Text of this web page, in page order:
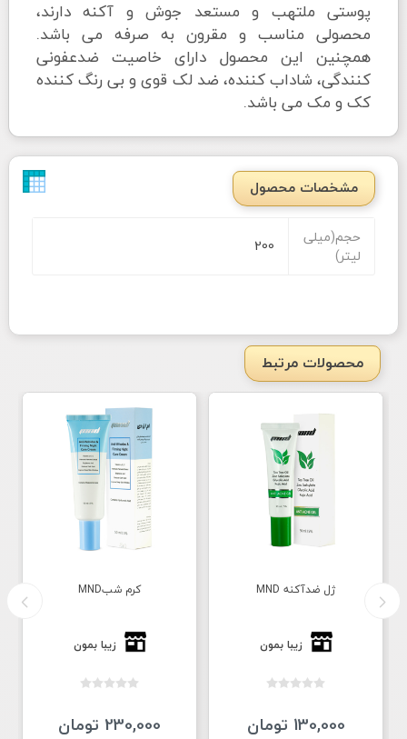
پوستی ملتهب و مستعد جوش و آکنه دارند،
محصولی مناسب و مقرون به صرفه می باشد.
همچنین این محصول دارای خاصیت ضدعفونی
کنندگی، شاداب کننده، ضد لک قوی و بی رنگ کننده
کک و مک می باشد.
مشخصات محصول
حجم(میلی
لیتر)
200
محصولات مرتبط
ژل ضدآکنه MND
زیبا بمون
130,000 تومان
کرم شبMND
زیبا بمون
230,000 تومان